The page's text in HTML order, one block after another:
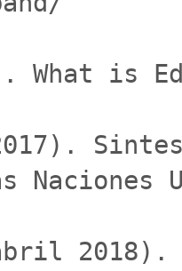
What is
2018).